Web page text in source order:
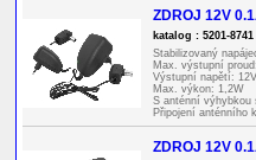
Délka kablíku: 1,8m
Rozsah pracovních
ZDROJ 12V
katalog : 5201-8741
Stabilizovaný
Max. výstupní
Výstupní napětí:
Max. výkon: 1,2W
S anténní výhybkou
Připojení anténního
Indikace
ZDROJ 12V